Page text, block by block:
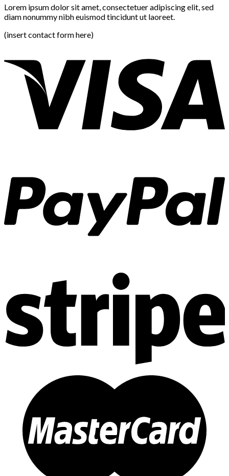
Lorem ipsum dolor sit amet, consectetuer adipiscing elit, sed
diam nonummy nibh euismod tincidunt ut laoreet.
(insert contact form here)